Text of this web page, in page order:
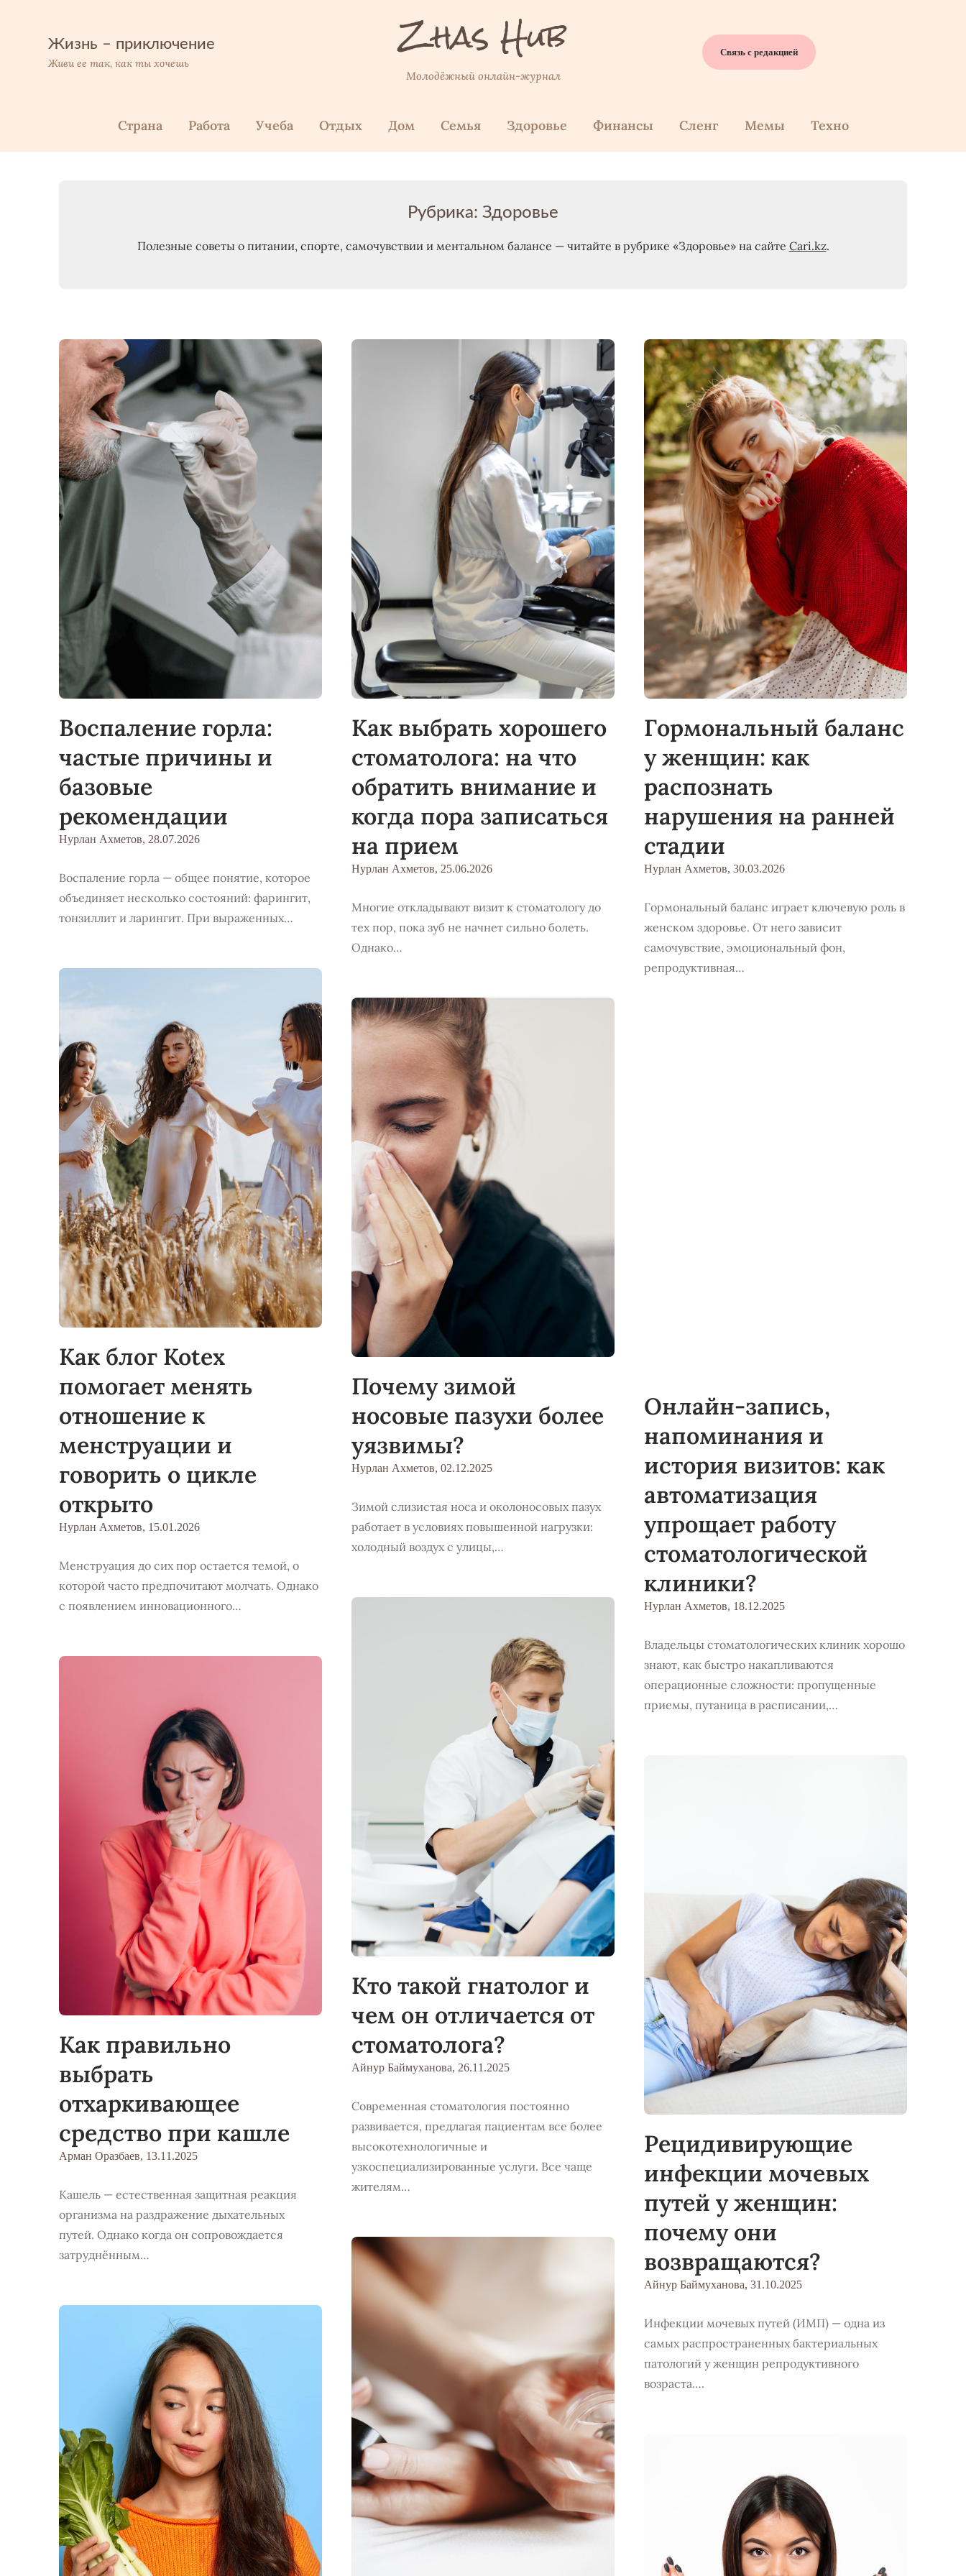
содержимомуЖизнь – приключение
Живи ее так, как ты хочешь Zhas Hub
Молодёжный онлайн-журнал
Связь с редакцией
Страна Работа Учеба Отдых Дом Семья Здоровье Финанcы Сленг Мемы Техно
Рубрика: Здоровье
Полезные советы о питании, спорте, самочувствии и ментальном балансе — читайте в рубрике «Здоровье» на сайте Cari.kz.
Воспаление горла:
частые причины и
базовые
рекомендации
Нурлан Ахметов, 28.07.2026
Воспаление горла — общее понятие, которое
объединяет несколько состояний: фарингит,
тонзиллит и ларингит. При выраженных…
Как блог Kotex
помогает менять
отношение к
менструации и
говорить о цикле
открыто
Нурлан Ахметов, 15.01.2026
Менструация до сих пор остается темой, о
которой часто предпочитают молчать. Однако
с появлением инновационного…
Как правильно
выбрать
отхаркивающее
средство при кашле
Арман Оразбаев, 13.11.2025
Кашель — естественная защитная реакция
организма на раздражение дыхательных
путей. Однако когда он сопровождается
затруднённым…
Как выбрать хорошего
стоматолога: на что
обратить внимание и
когда пора записаться
на прием
Нурлан Ахметов, 25.06.2026
Многие откладывают визит к стоматологу до
тех пор, пока зуб не начнет сильно болеть.
Однако…
Почему зимой
носовые пазухи более
уязвимы?
Нурлан Ахметов, 02.12.2025
Зимой слизистая носа и околоносовых пазух
работает в условиях повышенной нагрузки:
холодный воздух с улицы,…
Кто такой гнатолог и
чем он отличается от
стоматолога?
Айнур Баймуханова, 26.11.2025
Современная стоматология постоянно
развивается, предлагая пациентам все более
высокотехнологичные и
узкоспециализированные услуги. Все чаще
жителям…
Гормональный баланс
у женщин: как
распознать
нарушения на ранней
стадии
Нурлан Ахметов, 30.03.2026
Гормональный баланс играет ключевую роль в
женском здоровье. От него зависит
самочувствие, эмоциональный фон,
репродуктивная…
Онлайн-запись,
напоминания и
история визитов: как
автоматизация
упрощает работу
стоматологической
клиники?
Нурлан Ахметов, 18.12.2025
Владельцы стоматологических клиник хорошо
знают, как быстро накапливаются
операционные сложности: пропущенные
приемы, путаница в расписании,…
Рецидивирующие
инфекции мочевых
путей у женщин:
почему они
возвращаются?
Айнур Баймуханова, 31.10.2025
Инфекции мочевых путей (ИМП) — одна из
самых распространенных бактериальных
патологий у женщин репродуктивного
возраста….